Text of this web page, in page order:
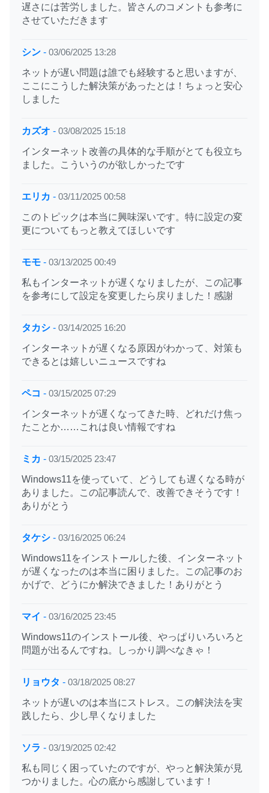
遅さには苦労しました。皆さんのコメントも参考に
させていただきます
シン - 03/06/2025 13:28
ネットが遅い問題は誰でも経験すると思いますが、
ここにこうした解決策があったとは！ちょっと安心
しました
カズオ - 03/08/2025 15:18
インターネット改善の具体的な手順がとても役立ち
ました。こういうのが欲しかったです
エリカ - 03/11/2025 00:58
このトピックは本当に興味深いです。特に設定の変
更についてもっと教えてほしいです
モモ - 03/13/2025 00:49
私もインターネットが遅くなりましたが、この記事
を参考にして設定を変更したら戻りました！感謝
タカシ - 03/14/2025 16:20
インターネットが遅くなる原因がわかって、対策も
できるとは嬉しいニュースですね
ペコ - 03/15/2025 07:29
インターネットが遅くなってきた時、どれだけ焦っ
たことか……これは良い情報ですね
ミカ - 03/15/2025 23:47
Windows11を使っていて、どうしても遅くなる時が
ありました。この記事読んで、改善できそうです！
ありがとう
タケシ - 03/16/2025 06:24
Windows11をインストールした後、インターネット
が遅くなったのは本当に困りました。この記事のお
かげで、どうにか解決できました！ありがとう
マイ - 03/16/2025 23:45
Windows11のインストール後、やっぱりいろいろと
問題が出るんですね。しっかり調べなきゃ！
リョウタ - 03/18/2025 08:27
ネットが遅いのは本当にストレス。この解決法を実
践したら、少し早くなりました
ソラ - 03/19/2025 02:42
私も同じく困っていたのですが、やっと解決策が見
つかりました。心の底から感謝しています！